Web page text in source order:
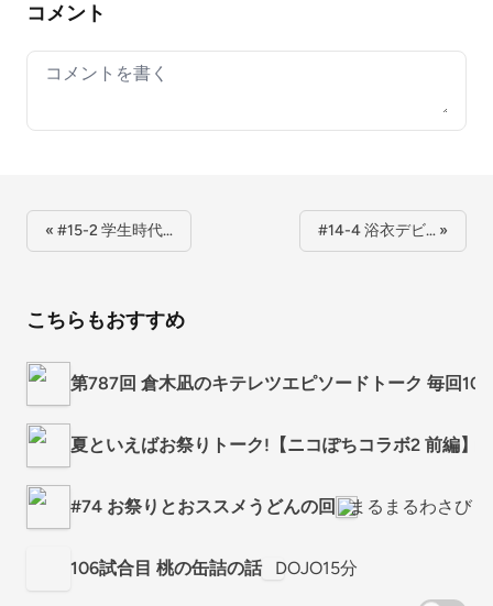
コメント
Your comment
« #15-2 学生時代… #14-4 浴衣デビ… »
こちらもおすすめ
第787回 倉木凪のキテレツエピソードトーク 毎回10
夏といえばお祭りトーク!【ニコぽちコラボ2 前編】
#74 お祭りとおススメうどんの回 まるまるわさび
106試合目 桃の缶詰の話 DOJO15分